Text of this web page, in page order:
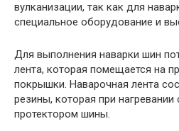
вулканизации, так как для
специальное оборудование и
Для выполнения наварки шин
лента, которая помещается на
покрышки. Наварочная лента
резины, которая при нагревании
протектором шины.